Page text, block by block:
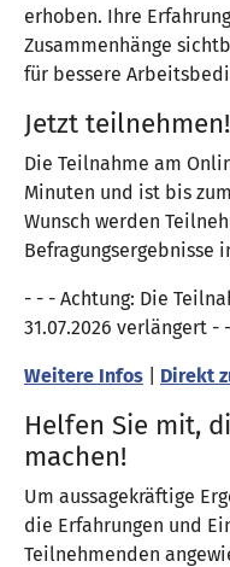
erhoben. Ihre
Zusammenhänge
für bessere
Jetzt teilnehmen!
Die Teilnahme am
Minuten und ist bis
Wunsch werden
Befragungsergebnisse
- - - Achtung: Die
31.07.2026 verlängert -
Weitere Infos Direkt
Helfen Sie mit,
machen!
Um aussagekräftige
die Erfahrungen und
Teilnehmenden